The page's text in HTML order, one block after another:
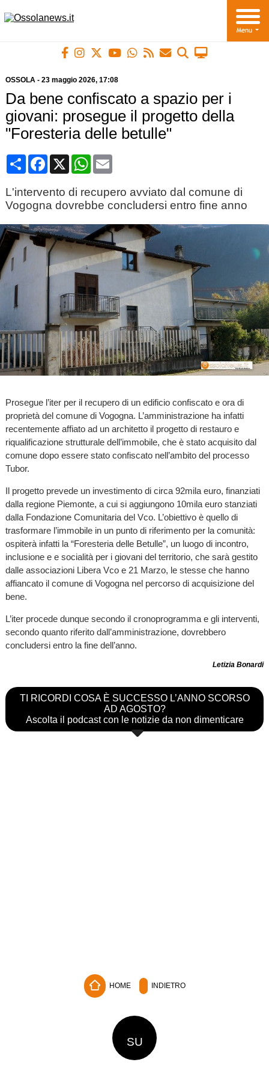
OSSOLA- 23 maggio 2026, 17:08
Da bene confiscato a spazio per i
giovani: prosegue il progetto della
"Foresteria delle betulle"
CondividiFacebook
X WhatsApp
Email
L'intervento di recupero avviato dal comune di
Vogogna dovrebbe concludersi entro fine anno
Prosegue l’iter per il recupero di un edificio confiscato e ora di
proprietà del comune di Vogogna. L’amministrazione ha infatti
recentemente affiato ad un architetto il progetto di restauro e
riqualificazione strutturale dell’immobile, che è stato acquisito dal
comune dopo essere stato confiscato nell’ambito del processo
Tubor.
Il progetto prevede un investimento di circa 92mila euro, finanziati
dalla regione Piemonte, a cui si aggiungono 10mila euro stanziati
dalla Fondazione Comunitaria del Vco. L’obiettivo è quello di
trasformare l’immobile in un punto di riferimento per la comunità:
ospiterà infatti la “Foresteria delle Betulle”, un luogo di incontro,
inclusione e e socialità per i giovani del territorio, che sarà gestito
dalle associazioni Libera Vco e 21 Marzo, le stesse che hanno
affiancato il comune di Vogogna nel percorso di acquisizione del
bene.
L’iter procede dunque secondo il cronoprogramma e gli interventi,
secondo quanto riferito dall’amministrazione, dovrebbero
concludersi entro la fine dell’anno.
Letizia Bonardi
TI RICORDI COSA È SUCCESSO L’ANNO SCORSO
AD AGOSTO?
Ascolta il podcast con le notizie da non dimenticare
HOME INDIETRO
SU